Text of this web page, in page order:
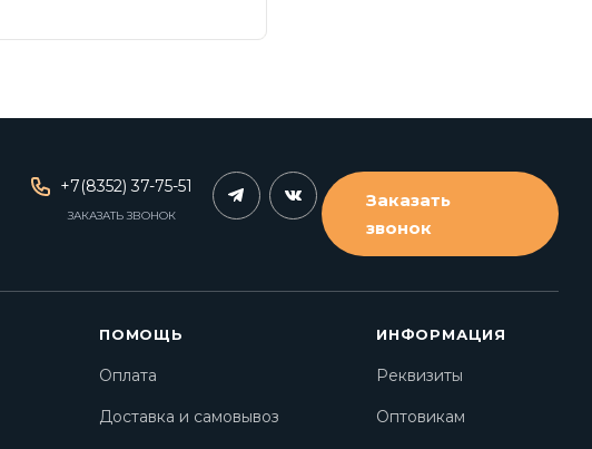
+7(8352) 37-75-51
ЗАКАЗАТЬ ЗВОНОК
Заказать
звонок
ПОМОЩЬ
Оплата
Доставка и самовывоз
ИНФОРМАЦИЯ
Реквизиты
Оптовикам